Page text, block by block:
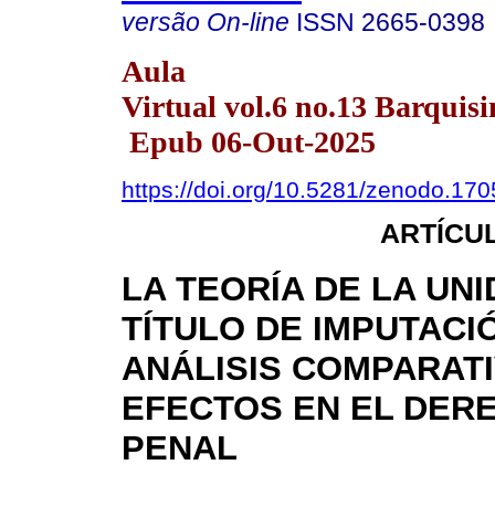
versão On-line ISSN 2665-0398
Aula
Virtual vol.6 no.13
Epub 06-Out-2025
https://doi.org/10.5281/
LA TEORÍA DE LA
TÍTULO DE
ANÁLISIS
EFECTOS EN EL
PENAL